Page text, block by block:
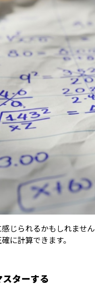
じられるかもしれませ
に計算できます。
ターする